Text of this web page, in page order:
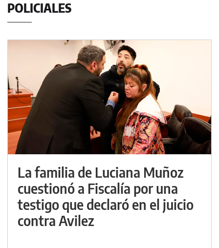
POLICIALES
La familia de Luciana Muñoz
cuestionó a Fiscalía por una
testigo que declaró en el juicio
contra Avilez